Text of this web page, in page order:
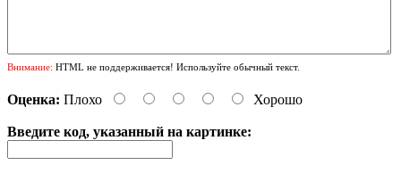
Внимание: HTML не поддерживается! Используйте обычный текст.
Оценка: Плохо Хорошо
Введите код, указанный на картинке: